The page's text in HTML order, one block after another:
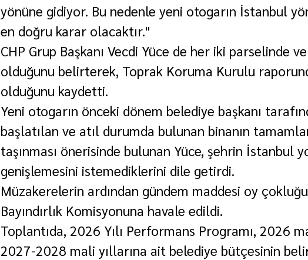
yönüne gidiyor. Bu nedenle yeni otogarın İstanbul
en doğru karar olacaktır."
CHP Grup Başkanı Vecdi Yüce de her iki parselinde
olduğunu belirterek, Toprak Koruma Kurulu
olduğunu kaydetti.
Yeni otogarın önceki dönem belediye başkanı
başlatılan ve atıl durumda bulunan binanın
taşınması önerisinde bulunan Yüce, şehrin İstanbul
genişlemesini istemediklerini dile getirdi.
Müzakerelerin ardından gündem maddesi oy
Bayındırlık Komisyonuna havale edildi.
Toplantıda, 2026 Yılı Performans Programı, 2026
2027-2028 mali yıllarına ait belediye bütçesinin